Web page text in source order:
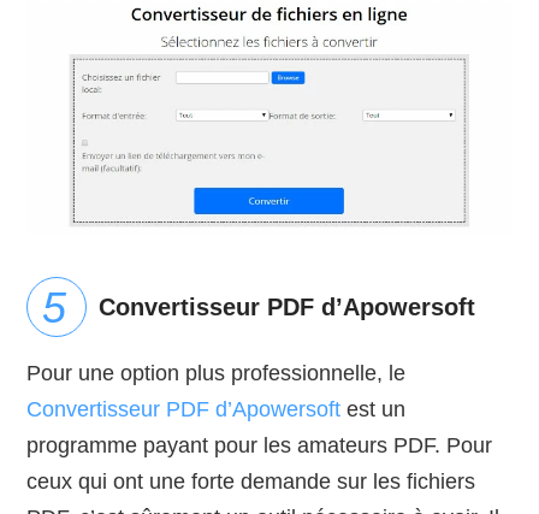
Convertisseur PDF d’Apowersoft
Pour une option plus professionnelle, le
Convertisseur PDF d’Apowersoft est un
programme payant pour les amateurs PDF. Pour
ceux qui ont une forte demande sur les fichiers